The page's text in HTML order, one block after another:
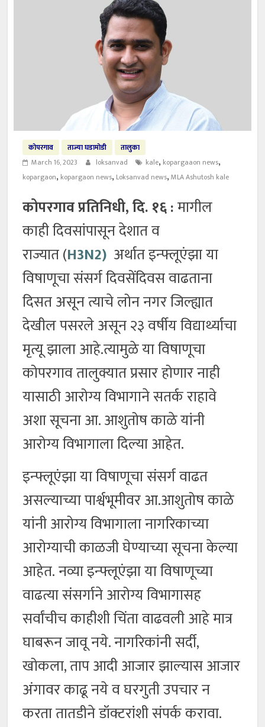
कोपरगाव ताज्या घडामोडी
तालुका
March 16, 2023
loksanvad kale, kopargaaon news,
kopargaon, kopargaon news, Loksanvad news,MLA Ashutosh kale
कोपरगाव प्रतिनिधी, दि. १६ :मागील
काही दिवसांपासून देशात व
राज्यात (H3N2) अर्थात इन्फ्लूएंझा या
विषाणूचा संसर्ग दिवसेंदिवस वाढताना
दिसत असून त्याचे लोन नगर जिल्ह्यात
देखील पसरले असून २३ वर्षीय विद्यार्थ्याचा
मृत्यू झाला आहे.त्यामुळे या विषाणूचा
कोपरगाव तालुक्यात प्रसार होणार नाही
यासाठी आरोग्य विभागाने सतर्क राहावे
अशा सूचना आ. आशुतोष काळे यांनी
आरोग्य विभागाला दिल्या आहेत.
इन्फ्लूएंझा या विषाणूचा संसर्ग वाढत
असल्याच्या पार्श्वभूमीवर आ.आशुतोष काळे
यांनी आरोग्य विभागाला नागरिकाच्या
आरोग्याची काळजी घेण्याच्या सूचना केल्या
आहेत. नव्या इन्फ्लूएंझा या विषाणूच्या
वाढत्या संसर्गाने आरोग्य विभागासह
सर्वांचीच काहीशी चिंता वाढवली आहे मात्र
घाबरून जावू नये. नागरिकांनी सर्दी,
खोकला, ताप आदी आजार झाल्यास आजार
अंगावर काढू नये व घरगुती उपचार न
करता तातडीने डॉक्टरांशी संपर्क करावा.